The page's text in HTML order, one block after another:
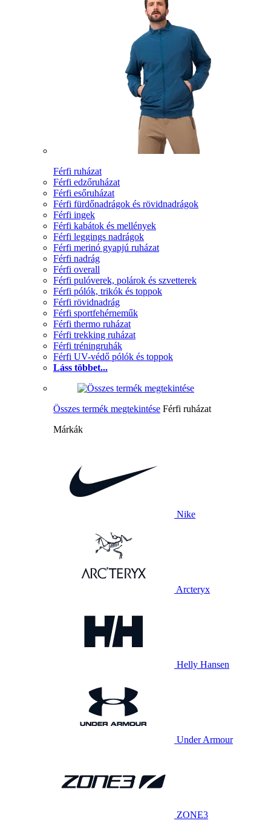
Férfi ruházat
Férfi edzőruházat
Férfi esőruházat
Férfi fürdőnadrágok és rövidnadrágok
Férfi ingek
Férfi kabátok és mellények
Férfi leggings nadrágok
Férfi merinó gyapjú ruházat
Férfi nadrág
Férfi overall
Férfi pulóverek, polárok és szvetterek
Férfi pólók, trikók és toppok
Férfi rövidnadrág
Férfi sportfehérneműk
Férfi thermo ruházat
Férfi trekking ruházat
Férfi tréningruhák
Férfi UV-védő pólók és toppok
Láss többet...
Összes termék megtekintése Férfi ruházat
Márkák
Nike
Arcteryx
Helly Hansen
Under Armour
ZONE3